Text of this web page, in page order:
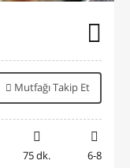
Mutfağı Takip Et
75 dk. 6-8